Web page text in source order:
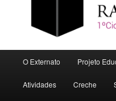
principal
Saltar
para
O Externato Projeto
Atividades Creche